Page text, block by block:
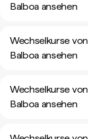
Balboa ansehen
Wechselkurse
Balboa ansehen
Wechselkurse
Balboa ansehen